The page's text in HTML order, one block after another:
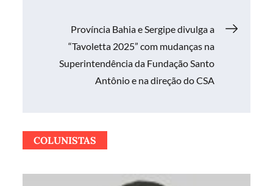
Post
Província Bahia e Sergipe divulga a
“Tavoletta 2025” com mudanças na
Superintendência da Fundação Santo
Antônio e na direção do CSA
COLUNISTAS